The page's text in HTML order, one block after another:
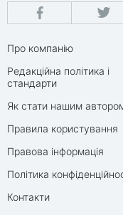
Про компанію
Редакційна політика і
стандарти
Як стати нашим
Правила користування
Правова інформація
Політика
Контакти